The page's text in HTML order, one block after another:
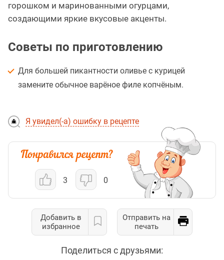
горошком и маринованными огурцами,
создающими яркие вкусовые акценты.
Советы по приготовлению
Для большей пикантности оливье с курицей
замените обычное варёное филе копчёным.
Я увидел(-а) ошибку в рецепте
3 0
Добавить в
избранное
Отправить на
печать
Поделиться с друзьями: